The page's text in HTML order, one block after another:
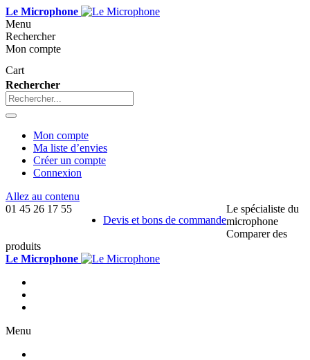
Le Microphone
Menu
Rechercher
Mon compte
Cart
Rechercher
Mon compte
Ma liste d’envies
Créer un compte
Connexion
Allez au contenu
01 45 26 17 55
Devis et bons de commande
Le spécialiste du
microphone
Comparer des
produits
Le Microphone
Menu